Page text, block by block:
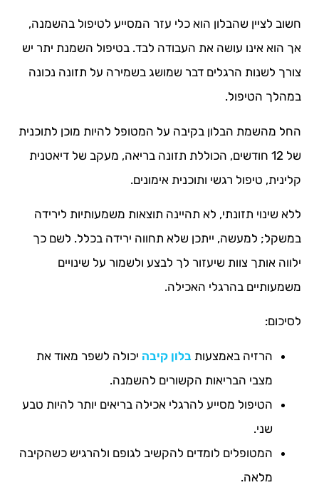
חשוב לציין שהבלון הוא כלי עזר המסייע לטיפול בהשמנה,
אך הוא אינו עושה את העבודה לבד. בטיפול השמנת יתר יש
צורך לשנות הרגלים דבר שמושג בשמירה על תזונה נכונה
במהלך הטיפול.
החל מהשמת הבלון בקיבה על המטופל להיות מוכן לתוכנית
של 12 חודשים, הכוללת תזונה בריאה, מעקב של דיאטנית
קלינית, טיפול רגשי ותוכנית אימונים.
ללא שינוי תזונתי, לא תהיינה תוצאות משמעותיות לירידה
במשקל; למעשה, ייתכן שלא תחווה ירידה בכלל. לשם כך
ילווה אותך צוות שיעזור לך לבצע ולשמור על שינויים
משמעותיים בהרגלי האכילה.
לסיכום:
הרזיה באמצעות בלון קיבה יכולה לשפר מאוד את
מצבי הבריאות הקשורים להשמנה.
הטיפול מסייע להרגלי אכילה בריאים יותר להיות טבע
שני.
המטופלים לומדים להקשיב לגופם ולהרגיש כשהקיבה
מלאה.